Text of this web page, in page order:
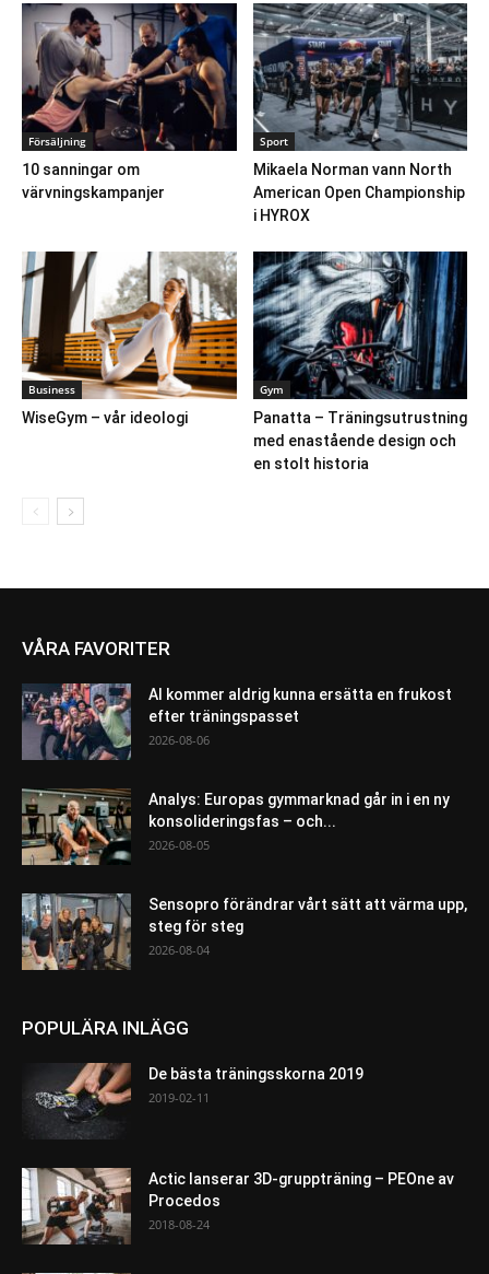
Försäljning
10 sanningar om
värvningskampanjer
Sport
Mikaela Norman vann North
American Open Championship
i HYROX
Business
WiseGym – vår ideologi
Gym
Panatta – Träningsutrustning
med enastående design och
en stolt historia
VÅRA FAVORITER
AI kommer aldrig kunna ersätta en frukost
efter träningspasset
2026-08-06
Analys: Europas gymmarknad går in i en ny
konsolideringsfas – och...
2026-08-05
Sensopro förändrar vårt sätt att värma upp,
steg för steg
2026-08-04
POPULÄRA INLÄGG
De bästa träningsskorna 2019
2019-02-11
Actic lanserar 3D-gruppträning – PEOne av
Procedos
2018-08-24